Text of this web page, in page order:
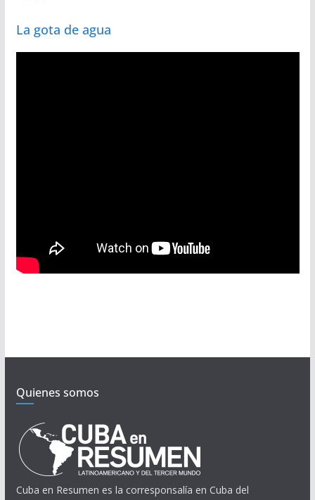
La gota de agua
Quienes somos
Cuba en Resumen es la corresponsalía en Cuba del